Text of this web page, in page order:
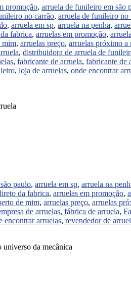
promoção, arruela de funileiro em são
no carrão, arruela de funileiro no
, arruela em sp, arruela na penha,
fabrica, arruelas em promoção,
mim, arruelas preço, arruelas próximo a
, distribuidora de arruela de
, fabricante de arruela, fabricante de
, loja de arruelas, onde encontrar
paulo, arruela em sp, arruela na
da fabrica, arruelas em promoção,
de mim, arruelas preço, arruelas
de arruelas, fábrica de arruela,
encontrar arruelas, revendedor de
universo da mecânica